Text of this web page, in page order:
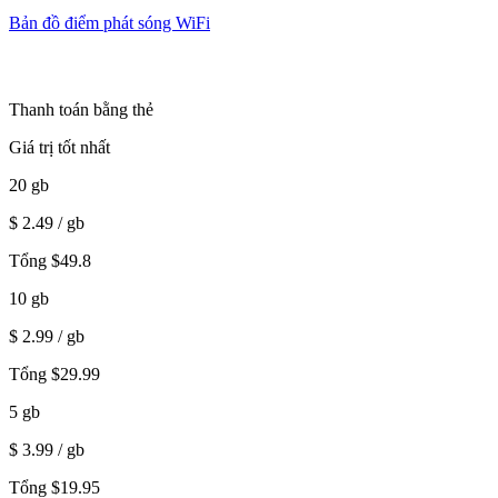
Bản đồ điểm phát sóng WiFi
Thanh toán bằng thẻ
Giá trị tốt nhất
20 gb
$ 2.49 / gb
Tổng $49.8
10 gb
$ 2.99 / gb
Tổng $29.99
5 gb
$ 3.99 / gb
Tổng $19.95